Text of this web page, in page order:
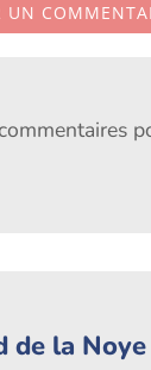
UN
de la Noye